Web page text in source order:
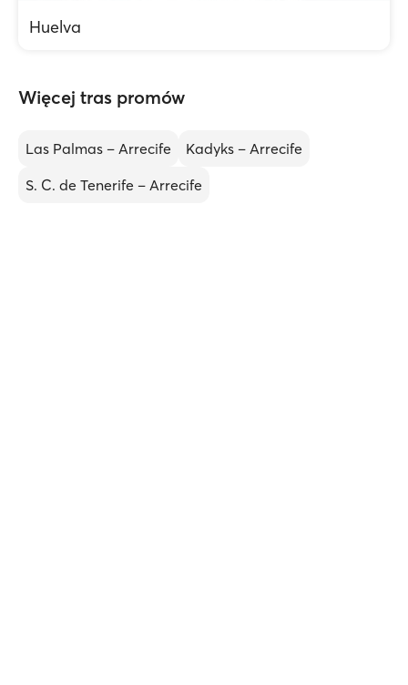
Huelva
Więcej tras promów
Las Palmas – Arrecife
Kadyks – Arrecife
S. C. de Tenerife – Arrecife